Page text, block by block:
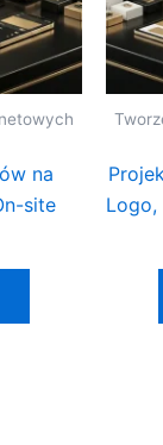
na
site
Logo,